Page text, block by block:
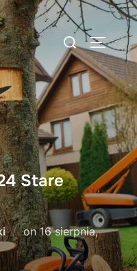
Search
for:
Stare
onPosted
on
16 sierpnia,